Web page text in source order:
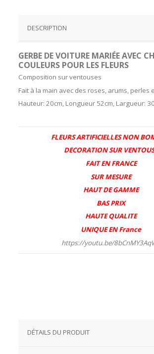
DESCRIPTION
GERBE DE VOITURE MARIÉE AVEC
COULEURS POUR LES FLEURS
Composition sur ventouses
Fait à la main avec des roses, arums, perles
Hauteur: 20cm, Longueur 52cm, Largueur:
FLEURS ARTIFICIELLES NON
DECORATION SUR
FAIT EN FRANCE
SUR MESURE
HAUT DE GAMME
BAS PRIX
HAUTE QUALITE
UNIQUE ENFrance
https://youtu.be/
DÉTAILS DU PRODUIT